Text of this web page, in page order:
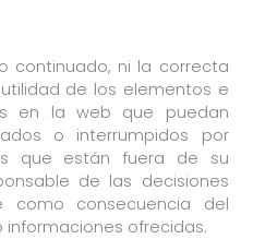
continuado, ni la correcta
de los elementos e
en la web que puedan
o interrumpidos por
que están fuera de su
de las decisiones
como consecuencia del
ofrecidas.